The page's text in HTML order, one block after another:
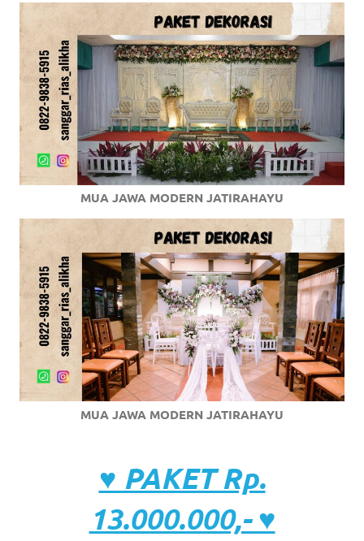
MUA JAWA MODERN JATIRAHAYU
MUA JAWA MODERN JATIRAHAYU
♥ PAKET Rp.
13.000.000,- ♥